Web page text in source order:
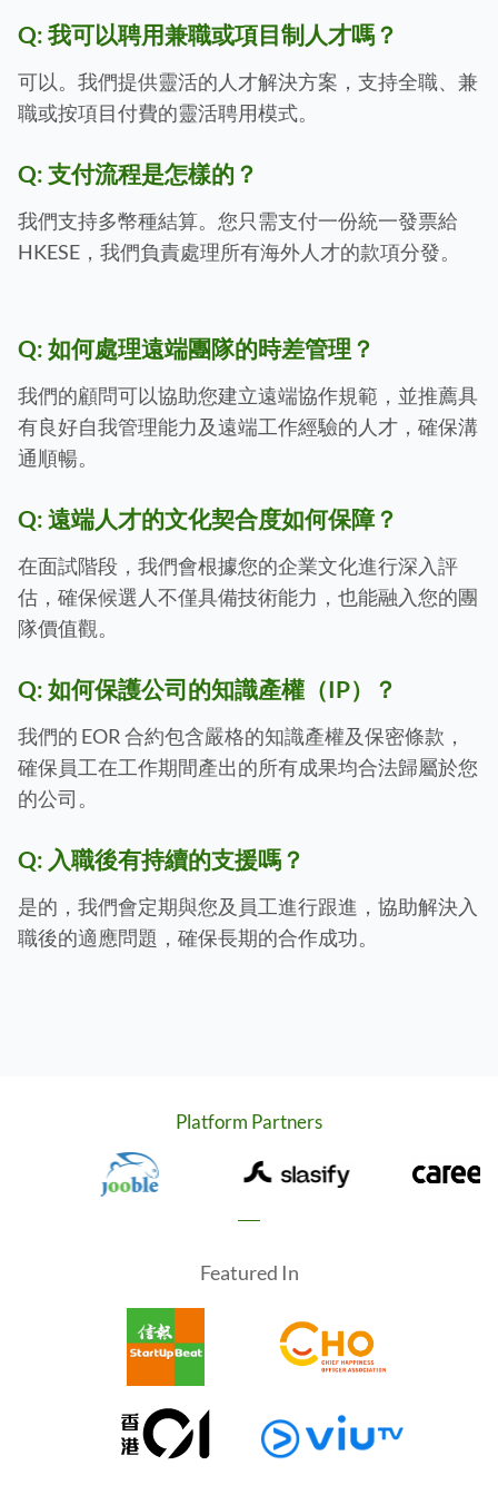
Q: 我可以聘用兼職或項目制人才嗎？
可以。我們提供靈活的人才解決方案，支持全職、兼
職或按項目付費的靈活聘用模式。
Q: 支付流程是怎樣的？
我們支持多幣種結算。您只需支付一份統一發票給
HKESE，我們負責處理所有海外人才的款項分發。
Q: 如何處理遠端團隊的時差管理？
我們的顧問可以協助您建立遠端協作規範，並推薦具
有良好自我管理能力及遠端工作經驗的人才，確保溝
通順暢。
Q: 遠端人才的文化契合度如何保障？
在面試階段，我們會根據您的企業文化進行深入評
估，確保候選人不僅具備技術能力，也能融入您的團
隊價值觀。
Q: 如何保護公司的知識產權（IP）？
我們的 EOR 合約包含嚴格的知識產權及保密條款，
確保員工在工作期間產出的所有成果均合法歸屬於您
的公司。
Q: 入職後有持續的支援嗎？
是的，我們會定期與您及員工進行跟進，協助解決入
職後的適應問題，確保長期的合作成功。
Platform Partners
Featured In